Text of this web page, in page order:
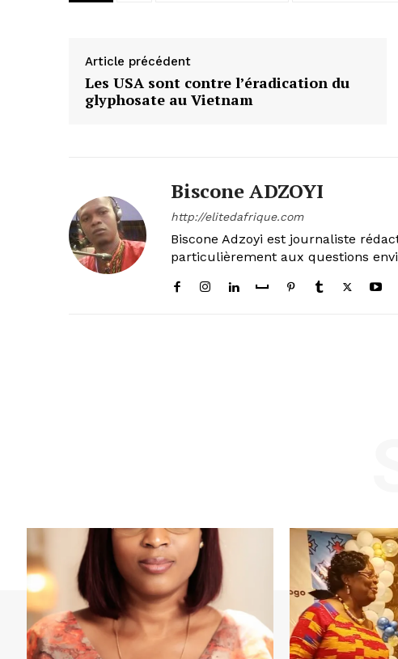
Article précédent
Les USA sont contre l’éradication du
glyphosate au Vietnam
Biscone ADZOYI
http://elitedafrique.com
Biscone Adzoyi est journaliste
particulièrement aux questions